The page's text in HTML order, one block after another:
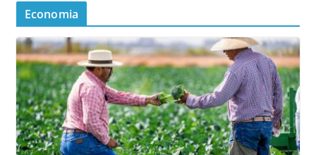
Economia